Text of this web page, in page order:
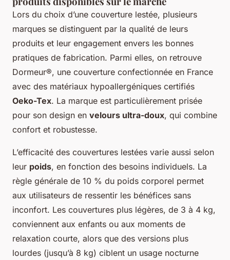
Lors du choix d’une couverture lestée, plusieurs
marques se distinguent par la qualité de leurs
produits et leur engagement envers les bonnes
pratiques de fabrication. Parmi elles, on retrouve
Dormeur®, une couverture confectionnée en France
avec des matériaux hypoallergéniques certifiés
Oeko-Tex. La marque est particulièrement prisée
pour son design en velours ultra-doux, qui combine
confort et robustesse.
L’efficacité des couvertures lestées varie aussi selon
leur poids, en fonction des besoins individuels. La
règle générale de 10 % du poids corporel permet
aux utilisateurs de ressentir les bénéfices sans
inconfort. Les couvertures plus légères, de 3 à 4 kg,
conviennent aux enfants ou aux moments de
relaxation courte, alors que des versions plus
lourdes (jusqu’à 8 kg) ciblent un usage nocturne